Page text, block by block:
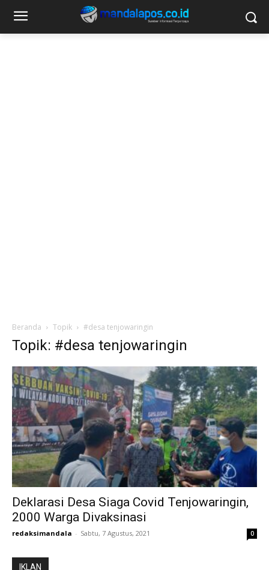
Beranda Topik #desa tenjowaringin
Topik: #desa tenjowaringin
Deklarasi Desa Siaga Covid Tenjowaringin,
2000 Warga Divaksinasi
redaksimandala - Sabtu, 7 Agustus, 2021 0
IKLAN